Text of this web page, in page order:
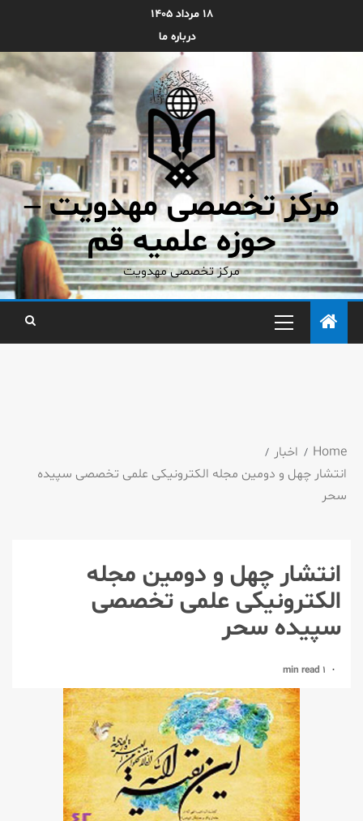
۱۸ مرداد ۱۴۰۵
درباره ما
مرکز تخصصی مهدویت –
حوزه علمیه قم
مرکز تخصصی مهدویت
Home
اخبار
انتشار چهل و دومین مجله الكترونیكی علمی تخصصی سپیده
سحر
انتشار چهل و دومین مجله
الكترونیكی علمی تخصصی
سپیده سحر
1 min read